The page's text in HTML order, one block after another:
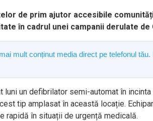
de prim ajutor accesibile
în cadrul unei campanii derulate de
mult conținut media direct pe telefonul
luni un defibrilator semi-automat în
tip amplasat în această locație.
rapidă în situații de urgență medicală.